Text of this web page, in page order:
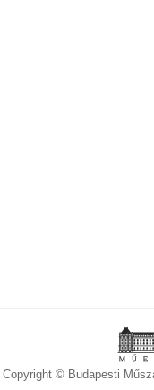
Copyright © Budapesti